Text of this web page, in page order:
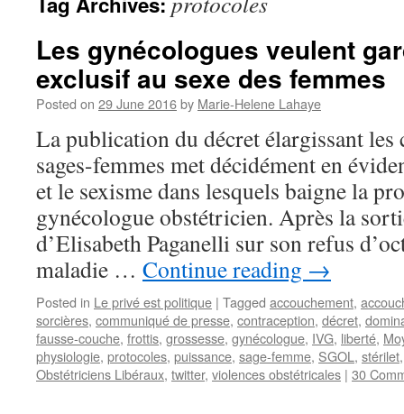
Les gynécologues veulent
exclusif au sexe des femmes
Posted on 29 June 2016by Marie-Helene Lahaye
La publication du décret élargissant les
sages-femmes met décidément en
et le sexisme dans lesquels baigne la
gynécologue obstétricien. Après la
d’Elisabeth Paganelli sur son refus
maladie … Continue reading →
Posted in Le privé est politique | Tagged accouchement,
sorcières, communiqué de presse, contraception, décret,
fausse-couche, frottis, grossesse, gynécologue, IVG, liberté,
physiologie, protocoles, puissance, sage-femme, SGOL , stérilet
Obstétriciens Libéraux, twitter, violences obstétricales | 30